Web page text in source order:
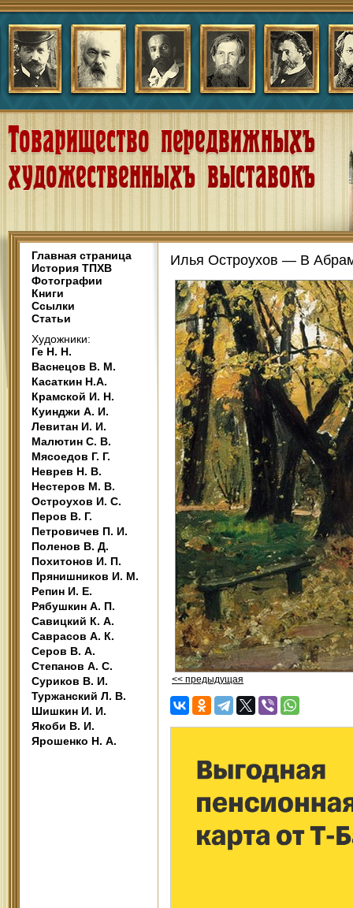
Главная страница
История ТПХВ
Фотографии
Книги
Ссылки
Статьи
Художники:
Ге Н. Н.
Васнецов В. М.
Касаткин Н.А.
Крамской И. Н.
Куинджи А. И.
Левитан И. И.
Малютин С. В.
Мясоедов Г. Г.
Неврев Н. В.
Нестеров М. В.
Остроухов И. С.
Перов В. Г.
Петровичев П. И.
Поленов В. Д.
Похитонов И. П.
Прянишников И. М.
Репин И. Е.
Рябушкин А. П.
Савицкий К. А.
Саврасов А. К.
Серов В. А.
Степанов А. С.
Суриков В. И.
Туржанский Л. В.
Шишкин И. И.
Якоби В. И.
Ярошенко Н. А.
Илья Остроухов — В
<< предыдущая